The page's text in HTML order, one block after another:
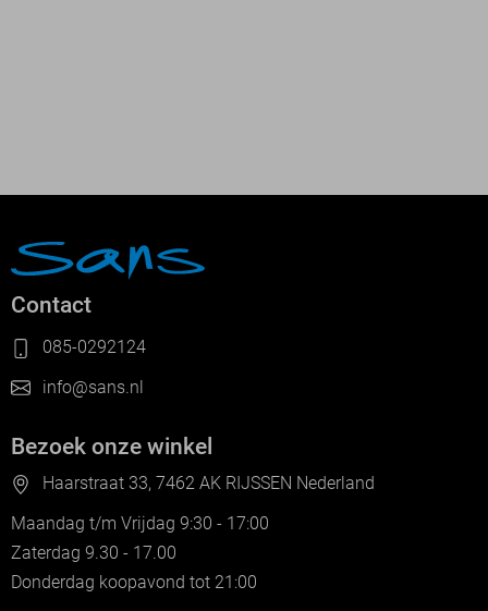
Contact
085-0292124
info@sans.nl
Bezoek onze winkel
Haarstraat 33, 7462 AK RIJSSEN Nederland
Maandag t/m Vrijdag 9:30 - 17:00
Zaterdag 9.30 - 17.00
Donderdag koopavond tot 21:00